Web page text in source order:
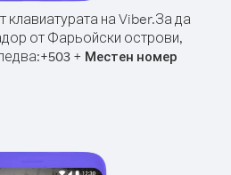
на Viber.За да
от Фарьойски острови,
+503 + Местен номер